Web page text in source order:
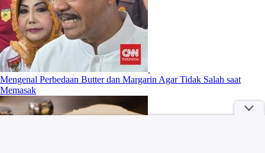
Mengenal Perbedaan Butter dan Margarin Agar Tidak Salah saat
Memasak